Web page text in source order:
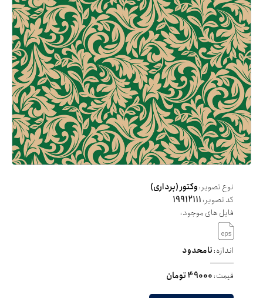
نوع تصویر:وکتور (برداری)
کد تصویر:19912111
فایل های موجود:
اندازه:نامحدود
قیمت:49000 تومان